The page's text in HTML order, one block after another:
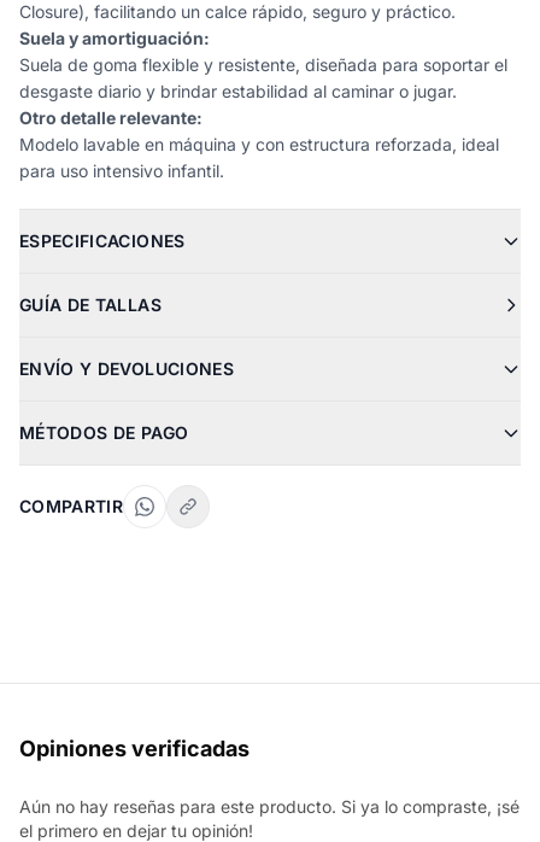
Closure), facilitando un calce rápido, seguro y práctico.
Suela y amortiguación:
Suela de goma flexible y resistente, diseñada para soportar el
desgaste diario y brindar estabilidad al caminar o jugar.
Otro detalle relevante:
Modelo lavable en máquina y con estructura reforzada, ideal
para uso intensivo infantil.
ESPECIFICACIONES
GUÍA DE TALLAS
ENVÍO Y DEVOLUCIONES
MÉTODOS DE PAGO
COMPARTIR
Opiniones verificadas
Aún no hay reseñas para este producto. Si ya lo compraste, ¡sé
el primero en dejar tu opinión!